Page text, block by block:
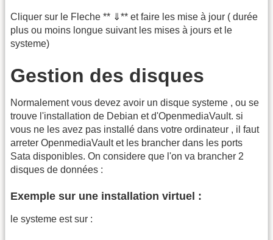
Cliquer sur le Fleche ** ⇓** et faire les mise à jour ( durée
plus ou moins longue suivant les mises à jours et le
systeme)
Gestion des disques
Normalement vous devez avoir un disque systeme , ou se
trouve l'installation de Debian et d'OpenmediaVault. si
vous ne les avez pas installé dans votre ordinateur , il faut
arreter OpenmediaVault et les brancher dans les ports
Sata disponibles. On considere que l'on va brancher 2
disques de données :
Exemple sur une installation virtuel :
le systeme est sur :